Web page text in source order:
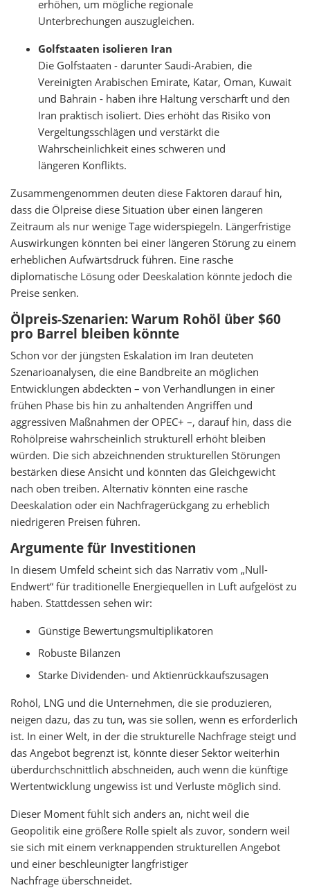
erhöhen, um mögliche regionale
Unterbrechungen auszugleichen.
Golfstaaten isolieren Iran
Die Golfstaaten - darunter Saudi-Arabien, die
Vereinigten Arabischen Emirate, Katar, Oman, Kuwait
und Bahrain - haben ihre Haltung verschärft und den
Iran praktisch isoliert. Dies erhöht das Risiko von
Vergeltungsschlägen und verstärkt die
Wahrscheinlichkeit eines schweren und
längeren Konflikts.
Zusammengenommen deuten diese Faktoren darauf hin,
dass die Ölpreise diese Situation über einen längeren
Zeitraum als nur wenige Tage widerspiegeln. Längerfristige
Auswirkungen könnten bei einer längeren Störung zu einem
erheblichen Aufwärtsdruck führen. Eine rasche
diplomatische Lösung oder Deeskalation könnte jedoch die
Preise senken.
Ölpreis-Szenarien: Warum Rohöl über $60
pro Barrel bleiben könnte
Schon vor der jüngsten Eskalation im Iran deuteten
Szenarioanalysen, die eine Bandbreite an möglichen
Entwicklungen abdeckten – von Verhandlungen in einer
frühen Phase bis hin zu anhaltenden Angriffen und
aggressiven Maßnahmen der OPEC+ –, darauf hin, dass die
Rohölpreise wahrscheinlich strukturell erhöht bleiben
würden. Die sich abzeichnenden strukturellen Störungen
bestärken diese Ansicht und könnten das Gleichgewicht
nach oben treiben. Alternativ könnten eine rasche
Deeskalation oder ein Nachfragerückgang zu erheblich
niedrigeren Preisen führen.
Argumente für Investitionen
In diesem Umfeld scheint sich das Narrativ vom „Null-
Endwert“ für traditionelle Energiequellen in Luft aufgelöst zu
haben. Stattdessen sehen wir:
Günstige Bewertungsmultiplikatoren
Robuste Bilanzen
Starke Dividenden- und Aktienrückkaufszusagen
Rohöl, LNG und die Unternehmen, die sie produzieren,
neigen dazu, das zu tun, was sie sollen, wenn es erforderlich
ist. In einer Welt, in der die strukturelle Nachfrage steigt und
das Angebot begrenzt ist, könnte dieser Sektor weiterhin
überdurchschnittlich abschneiden, auch wenn die künftige
Wertentwicklung ungewiss ist und Verluste möglich sind.
Dieser Moment fühlt sich anders an, nicht weil die
Geopolitik eine größere Rolle spielt als zuvor, sondern weil
sie sich mit einem verknappenden strukturellen Angebot
und einer beschleunigter langfristiger
Nachfrage überschneidet.